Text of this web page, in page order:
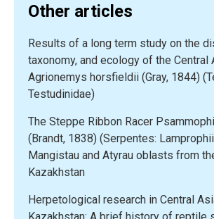
Other articles
Results of a long term study on the
taxonomy, and ecology of the Central
Agrionemys horsfieldii (Gray, 1844)
Testudinidae)
The Steppe Ribbon Racer
(Brandt, 1838) (Serpentes:
Mangistau and Atyrau oblasts from
Kazakhstan
Herpetological research in Central
Kazakhstan: A brief history of reptile